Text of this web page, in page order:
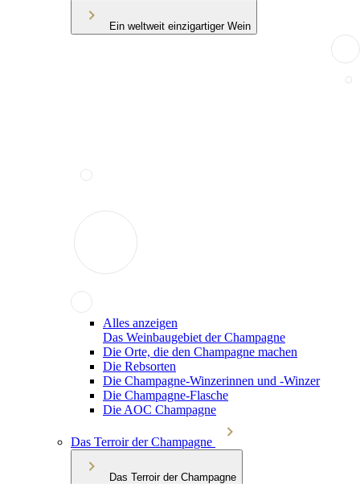
Ein weltweit einzigartiger Wein
Alles anzeigen
Das Weinbaugebiet der Champagne
Die Orte, die den Champagne machen
Die Rebsorten
Die Champagne-Winzerinnen und -Winzer
Die Champagne-Flasche
Die AOC Champagne
Das Terroir der Champagne
Das Terroir der Champagne